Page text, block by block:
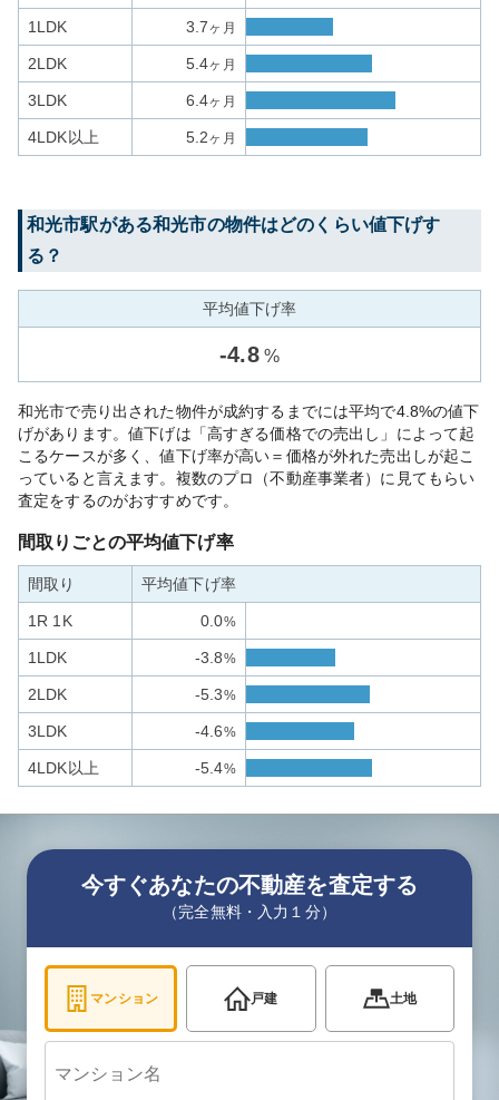
1LDK 3.7ヶ月
2LDK 5.4ヶ月
3LDK 6.4ヶ月
4LDK以上 5.2ヶ月
和光市駅がある和光市の物件はどのくらい値下げす
る？
平均値下げ率
-4.8 %
和光市で売り出された物件が成約するまでには平均で4.8%の値下
げがあります。値下げは「高すぎる価格での売出し」によって起
こるケースが多く、値下げ率が高い＝価格が外れた売出しが起こ
っていると言えます。複数のプロ（不動産事業者）に見てもらい
査定をするのがおすすめです。
間取りごとの平均値下げ率
間取り 平均値下げ率
1R 1K 0.0%
1LDK -3.8%
2LDK -5.3%
3LDK -4.6%
4LDK以上 -5.4%
今すぐあなたの不動産を査定する
（完全無料・入力１分）
マンション 戸建 土地